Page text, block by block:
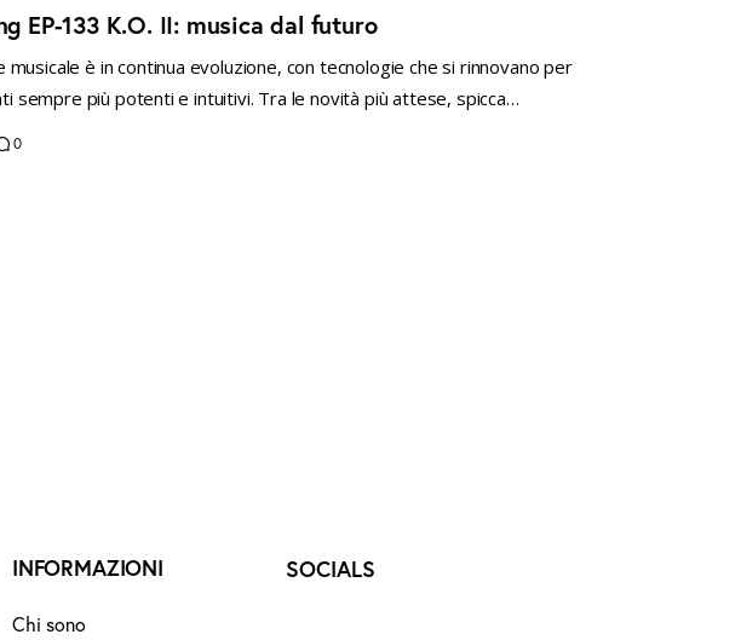
EP-133 K.O. II: musica dal futuro
è in continua evoluzione, con tecnologie che si rinnovano per
sempre più potenti e intuitivi. Tra le novità più attese, spicca…
0
INFORMAZIONI
Chi sono
SOCIALS